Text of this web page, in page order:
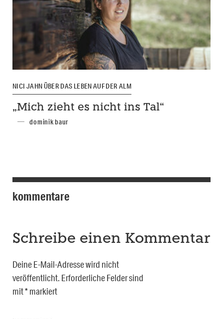
NICI JAHN ÜBER DAS LEBEN AUF DER ALM
„Mich zieht es nicht ins Tal“
dominik baur
kommentare
Schreibe einen Kommentar
Deine E-Mail-Adresse wird nicht
veröffentlicht. Erforderliche Felder sind
mit*markiert